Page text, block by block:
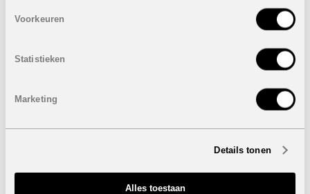
Voorkeuren
Statistieken
Marketing
Details tonen
Alles toestaan
winkelcentrum La Zenia Boulevard ligt eveneens vlakbij,
Bebouwde oppervlakte: van 103 m²